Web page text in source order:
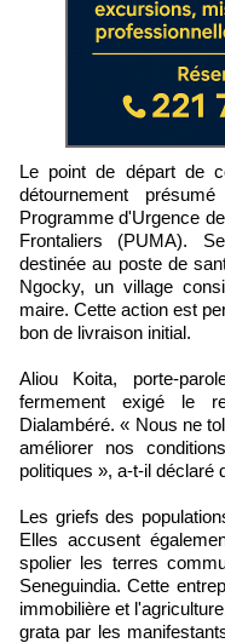
Le point de départ de cette colère populaire réside dans le
détournement
Programme d'Urgence
Frontaliers (PUMA).
destinée au poste de
Ngocky, un village
maire. Cette action est
bon de livraison initial.
Aliou Koita, porte-
fermement exigé le
Dialambéré. « Nous ne
améliorer nos
politiques », a-t-il déclaré
Les griefs des
Elles accusent
spolier les terres
Seneguindia. Cette
immobilière et
grata par les